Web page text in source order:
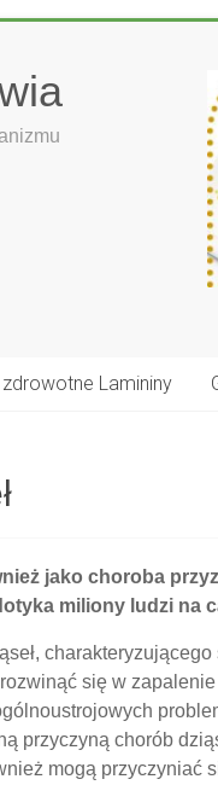
Lamininy
jako choroba
miliony ludzi na
się w
przyczyną chorób
mogą przyczyniać